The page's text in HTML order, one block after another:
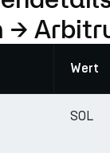
→
Wert
SOL